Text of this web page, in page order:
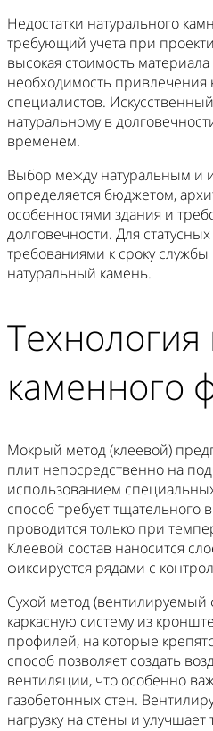
Недостатки натурального
требующий учета при
высокая стоимость
необходимость
специалистов.
натуральному в
временем.
Выбор между натуральным и
определяется бюджетом,
особенностями здания и
долговечности. Для
требованиями к сроку
натуральный камень.
каменного
Мокрый метод (клеевой)
плит непосредственно на
использованием
способ требует тщательного
проводится только при
Клеевой состав наносится
фиксируется рядами с
Сухой метод (вентилируемый
каркасную систему из
профилей, на которые
способ позволяет создать
вентиляции, что особенно
газобетонных стен.
нагрузку на стены и